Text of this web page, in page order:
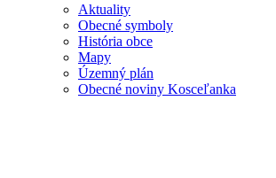
Aktuality
Obecné symboly
História obce
Mapy
Územný plán
Obecné noviny Kosceľanka